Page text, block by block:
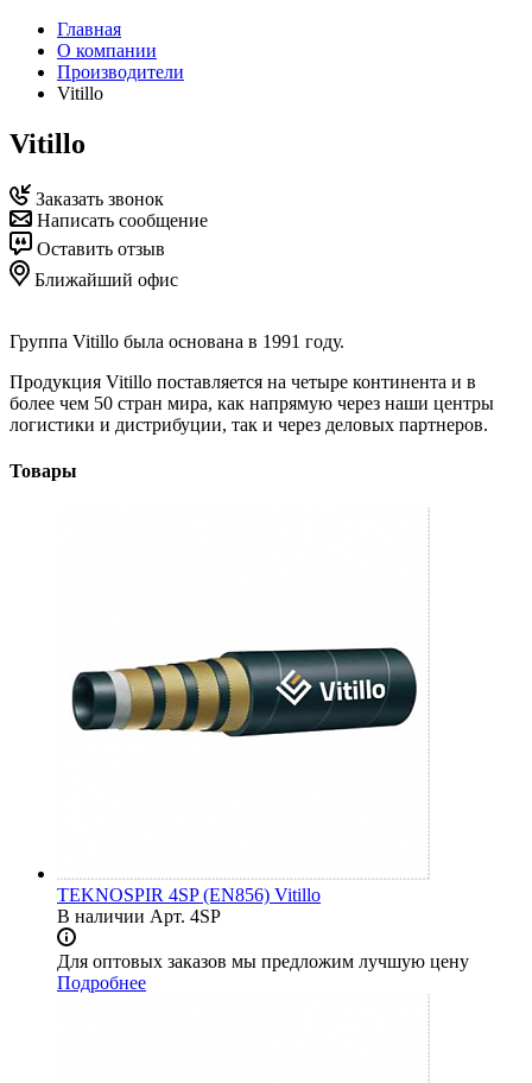
Главная
О компании
Производители
Vitillo
Vitillo
Заказать звонок
Написать сообщение
Оставить отзыв
Ближайший офис
Группа Vitillo была основана в 1991 году.
Продукция Vitillo поставляется на четыре континента и в
более чем 50 стран мира, как напрямую через наши центры
логистики и дистрибуции, так и через деловых партнеров.
Товары
TEKNOSPIR 4SP (EN856) Vitillo
В наличии Арт. 4SP
Для оптовых заказов мы предложим лучшую цену
Подробнее